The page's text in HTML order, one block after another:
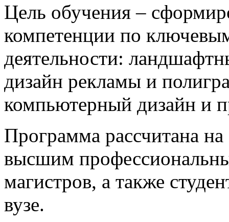
Цель обучения –
компетенции по
деятельности:
дизайн рекламы и
компьютерный дизайн и
Программа рассчитана
высшим
магистров, а также
вузе.